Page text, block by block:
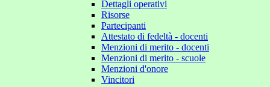
Dettagli operativi
Risorse
Partecipanti
Attestato di fedeltà - docenti
Menzioni di merito - docenti
Menzioni di merito - scuole
Menzioni d'onore
Vincitori